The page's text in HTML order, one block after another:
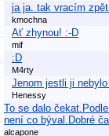
ja ja. tak vracím
kmochna
Ať zhynou! :-D
mif
:D
M4rty
Jenom jestli ji
Henessy
To se dalo
není co býval.Dobré
alcapone